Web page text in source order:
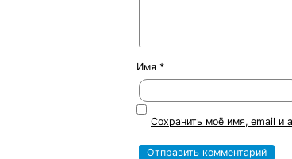
Имя *
Сохранить моё имя, email и